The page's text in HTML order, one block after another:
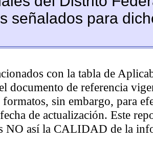
señalados para
con la tabla de
documento de referencia
sin embargo, para
de actualización. Este
NO así la CALIDAD de la